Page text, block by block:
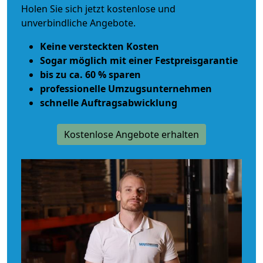
Holen Sie sich jetzt kostenlose und
unverbindliche Angebote.
Keine versteckten Kosten
Sogar möglich mit einer Festpreisgarantie
bis zu ca. 60 % sparen
professionelle Umzugsunternehmen
schnelle Auftragsabwicklung
Kostenlose Angebote erhalten